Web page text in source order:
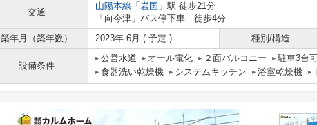
交通
山陽本線 「 岩国 」駅 徒歩21分
「向今津」バス停下車 徒歩4分
築年月（築年数）
2023年 6月 ( 予定 ) 種別/構造
設備条件
公営水道 オール電化 ２面バルコニー 駐車3台
食器洗い乾燥機
システムキッチン 浴室乾燥機